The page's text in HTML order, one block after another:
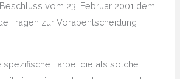
vom 23. Februar 2001 dem
Fragen zur Vorabentscheidung
spezifische Farbe, die als solche